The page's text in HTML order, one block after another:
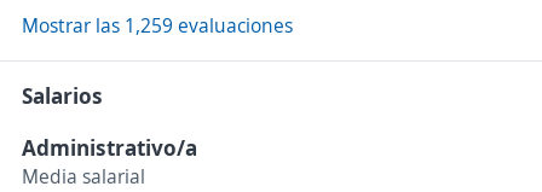
Mostrar las 1,259 evaluaciones
Salarios
Administrativo/a
Media salarial